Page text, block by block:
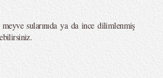
sularınıda ya da ince dilimlenmiş